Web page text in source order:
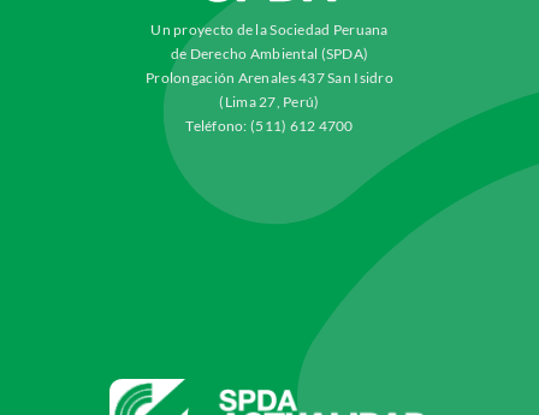
Un proyecto de la Sociedad Peruana
de Derecho Ambiental (SPDA)
Prolongación Arenales 437 San Isidro
(Lima 27, Perú)
Teléfono: (511) 612 4700